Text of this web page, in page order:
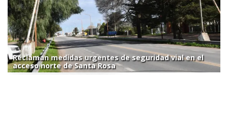
Reclaman medidas urgentes de seguridad vial en el
acceso norte de Santa Rosa